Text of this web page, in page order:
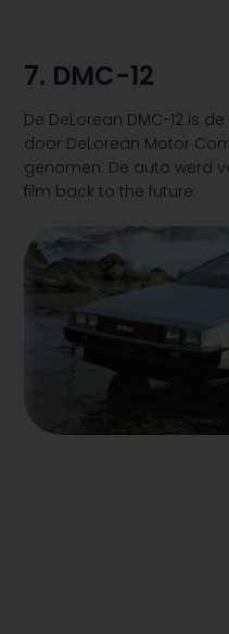
7. DMC-12
De DeLorean DMC-12 is
door DeLorean Motor
genomen. De auto werd
film back to the future.